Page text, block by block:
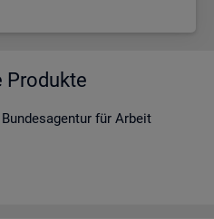
Produkte
für Arbeit